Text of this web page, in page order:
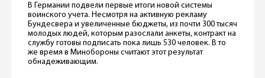
В Германии подвели первые итоги новой системы
воинского учета. Несмотря на активную рекламу
Бундесвера и увеличенные бюджеты, из почти 300 тысяч
молодых людей, которым разослали анкеты, контракт на
службу готовы подписать пока лишь 530 человек. В то
же время в Минобороны считают этот результат
обнадеживающим.